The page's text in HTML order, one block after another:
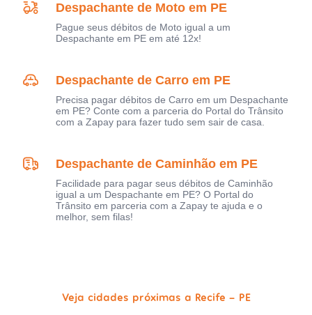
Despachante de Moto em PE
Pague seus débitos de Moto igual a um
Despachante em PE em até 12x!
Despachante de Carro em PE
Precisa pagar débitos de Carro em um Despachante
em PE? Conte com a parceria do Portal do Trânsito
com a Zapay para fazer tudo sem sair de casa.
Despachante de Caminhão em PE
Facilidade para pagar seus débitos de Caminhão
igual a um Despachante em PE? O Portal do
Trânsito em parceria com a Zapay te ajuda e o
melhor, sem filas!
Veja cidades próximas a Recife - PE